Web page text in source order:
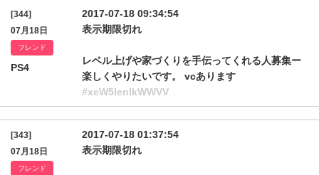
[344]
07月18日
フレンド
PS4
2017-07-18 09:34:54
表示期限切れ
レベル上げや家づくりを手伝ってくれる人募集ー
楽しくやりたいです。 vcあります
#xeW5lenlkWWVV
[343]
07月18日
フレンド
2017-07-18 01:37:54
表示期限切れ